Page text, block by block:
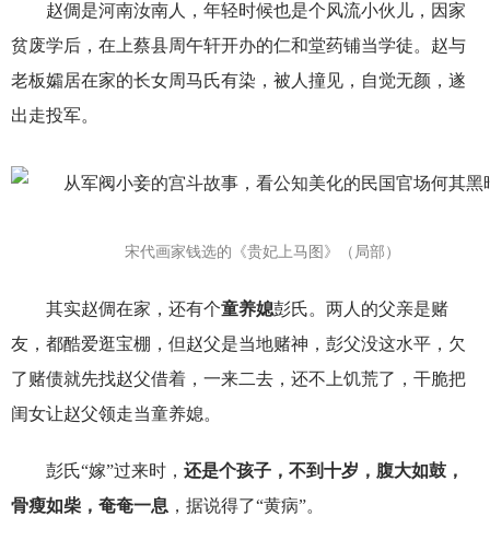
赵倜是河南汝南人，年轻时候也是个风流小伙儿，因家
贫废学后，在上蔡县周午轩开办的仁和堂药铺当学徒。赵与
老板孀居在家的长女周马氏有染，被人撞见，自觉无颜，遂
出走投军。
宋代画家钱选的《贵妃上马图》（局部）
其实赵倜在家，还有个童养媳彭氏。两人的父亲是赌
友，都酷爱逛宝棚，但赵父是当地赌神，彭父没这水平，欠
了赌债就先找赵父借着，一来二去，还不上饥荒了，干脆把
闺女让赵父领走当童养媳。
彭氏“嫁”过来时， 还是个孩子，不到十岁 ，腹大如鼓，
骨瘦如柴，奄奄一息 ，据说得了“黄病”。